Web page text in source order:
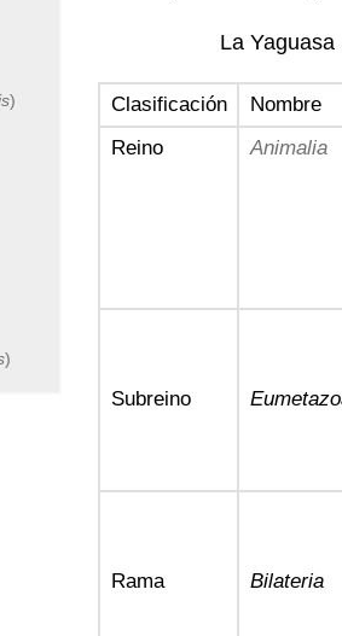
)
)
La Yaguasa
Clasificación
Nombre
Reino
Animalia
Subreino
Rama Bilateria